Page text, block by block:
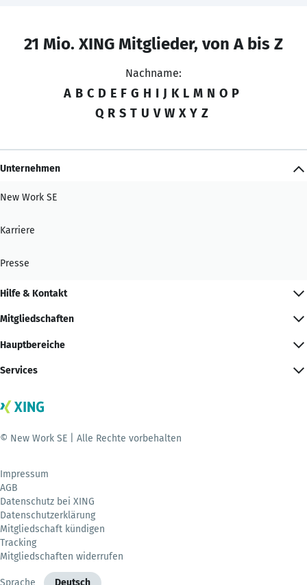
21 Mio. XING Mitglieder, von A bis Z
Nachname:
A B C D E F G H I J K L M N O P
Q R S T U V W X Y Z
Unternehmen
New Work SE
Karriere
Presse
Hilfe & Kontakt
Mitgliedschaften
Hauptbereiche
Services
© New Work SE | Alle Rechte vorbehalten
Impressum
AGB
Datenschutz bei XING
Datenschutzerklärung
Mitgliedschaft kündigen
Tracking
Mitgliedschaften widerrufen
Sprache Deutsch